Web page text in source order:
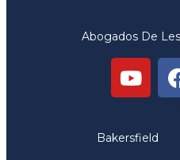
Abogados De
Bakersfield